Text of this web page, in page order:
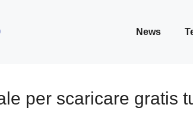
News
per scaricare gratis